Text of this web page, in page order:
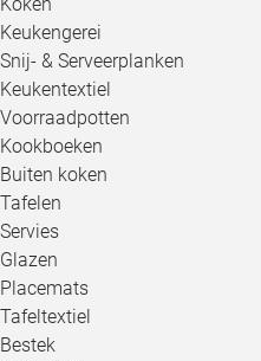
Keukengerei
Snij- & Serveerplanken
Keukentextiel
Voorraadpotten
Kookboeken
Buiten koken
Tafelen
Servies
Glazen
Placemats
Tafeltextiel
Bestek